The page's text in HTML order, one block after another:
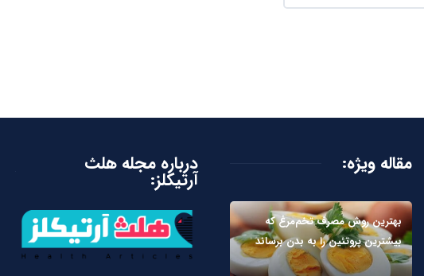
مقاله ویژه:
بهترین روش مصرف تخم‌مرغ که
بیشترین پروتئین را به بدن برساند
درباره مجله هلث
آرتیکلز: